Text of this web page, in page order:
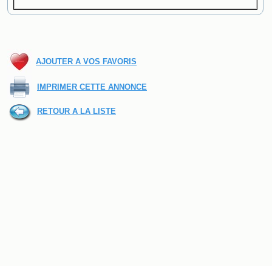
AJOUTER A VOS FAVORIS
IMPRIMER CETTE ANNONCE
RETOUR A LA LISTE